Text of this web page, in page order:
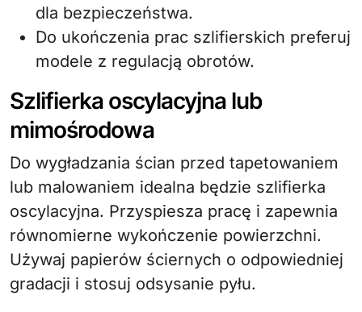
dla bezpieczeństwa.
Do ukończenia prac szlifierskich preferuj
modele z regulacją obrotów.
Szlifierka oscylacyjna lub
mimośrodowa
Do wygładzania ścian przed tapetowaniem
lub malowaniem idealna będzie szlifierka
oscylacyjna. Przyspiesza pracę i zapewnia
równomierne wykończenie powierzchni.
Używaj papierów ściernych o odpowiedniej
gradacji i stosuj odsysanie pyłu.